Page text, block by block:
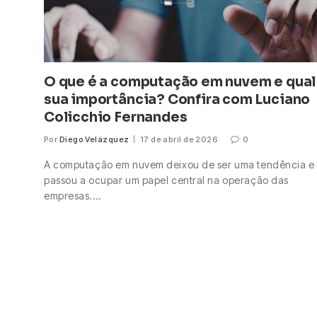
O que é a computação em nuvem e
sua importância? Confira com Luciano
Colicchio Fernandes
Por Diego Velázquez 17 de abril de 2026 0
A computação em nuvem deixou de ser uma tendência e
passou a ocupar um papel central na operação das
empresas.…